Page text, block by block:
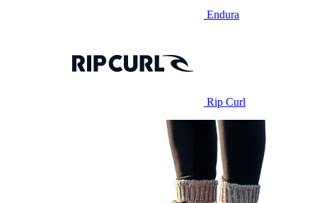
Endura
Rip Curl